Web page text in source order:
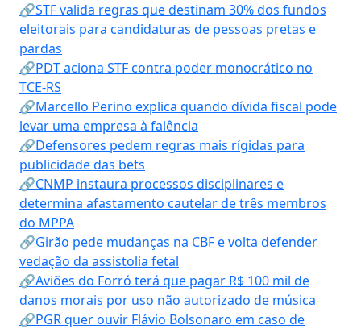
🔗STF valida regras que destinam 30% dos fundos
eleitorais para candidaturas de pessoas pretas e
pardas
🔗PDT aciona STF contra poder monocrático no
TCE-RS
🔗Marcello Perino explica quando dívida fiscal pode
levar uma empresa à falência
🔗Defensores pedem regras mais rígidas para
publicidade das bets
🔗CNMP instaura processos disciplinares e
determina afastamento cautelar de três membros
do MPPA
🔗Girão pede mudanças na CBF e volta defender
vedação da assistolia fetal
🔗Aviões do Forró terá que pagar R$ 100 mil de
danos morais por uso não autorizado de música
🔗PGR quer ouvir Flávio Bolsonaro em caso de